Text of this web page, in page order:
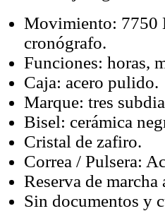
Movimiento: 7750
cronógrafo.
Funciones: horas,
Caja: acero pulido.
Marque: tres
Bisel: cerámica
Cristal de zafiro.
Correa / Pulsera:
Reserva de
Sin documentos y